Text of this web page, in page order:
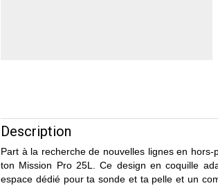
Description
Part à la recherche de nouvelles lignes en
ton Mission Pro 25L. Ce design en coquille
espace dédié pour ta sonde et ta pelle et un